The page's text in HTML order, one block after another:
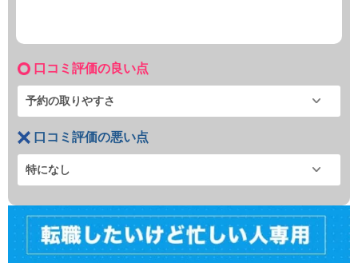
口コミ評価の良い点
予約の取りやすさ
口コミ評価の悪い点
特になし